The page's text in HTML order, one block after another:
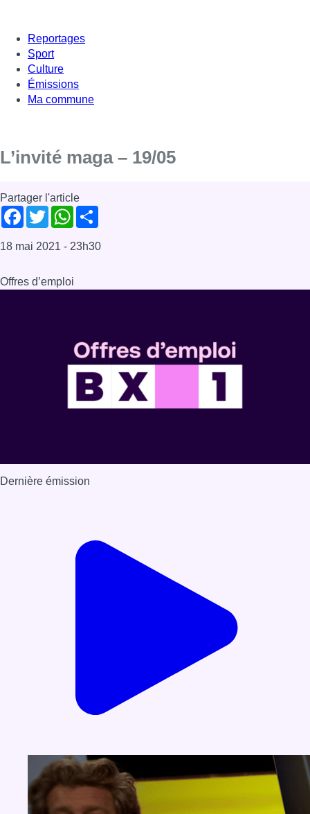
Reportages
Sport
Culture
Émissions
Ma commune
L’invité maga – 19/05
Partager l'article
Facebook
TwitterWhatsApp
18 mai 2021 - 23h30
Offres d’emploi
Dernière émission